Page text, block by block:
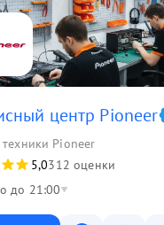
центр Pioneer
Pioneer
5,0312 оценки
до 21:00